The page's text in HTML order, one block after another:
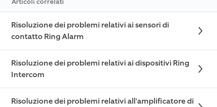
Risoluzione dei problemi relativi ai sensori di
contatto Ring Alarm
Risoluzione dei problemi relativi ai dispositivi Ring
Intercom
Risoluzione dei problemi relativi all'amplificatore di